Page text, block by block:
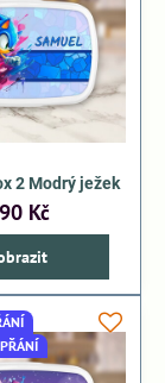
2 Modrý ježek
Kč